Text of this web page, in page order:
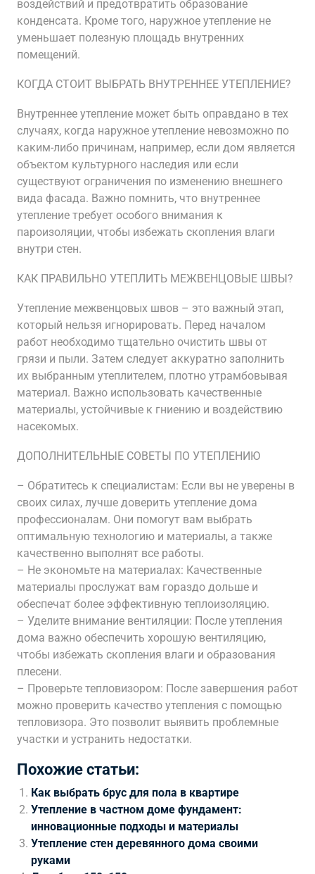
воздействий и предотвратить образование
конденсата. Кроме того, наружное утепление не
уменьшает полезную площадь внутренних
помещений.
КОГДА СТОИТ ВЫБРАТЬ ВНУТРЕННЕЕ УТЕПЛЕНИЕ?
Внутреннее утепление может быть оправдано в тех
случаях, когда наружное утепление невозможно по
каким-либо причинам, например, если дом является
объектом культурного наследия или если
существуют ограничения по изменению внешнего
вида фасада. Важно помнить, что внутреннее
утепление требует особого внимания к
пароизоляции, чтобы избежать скопления влаги
внутри стен.
КАК ПРАВИЛЬНО УТЕПЛИТЬ МЕЖВЕНЦОВЫЕ ШВЫ?
Утепление межвенцовых швов – это важный этап,
который нельзя игнорировать. Перед началом
работ необходимо тщательно очистить швы от
грязи и пыли. Затем следует аккуратно заполнить
их выбранным утеплителем, плотно утрамбовывая
материал. Важно использовать качественные
материалы, устойчивые к гниению и воздействию
насекомых.
ДОПОЛНИТЕЛЬНЫЕ СОВЕТЫ ПО УТЕПЛЕНИЮ
– Обратитесь к специалистам: Если вы не уверены в
своих силах, лучше доверить утепление дома
профессионалам. Они помогут вам выбрать
оптимальную технологию и материалы, а также
качественно выполнят все работы.
– Не экономьте на материалах: Качественные
материалы прослужат вам гораздо дольше и
обеспечат более эффективную теплоизоляцию.
– Уделите внимание вентиляции: После утепления
дома важно обеспечить хорошую вентиляцию,
чтобы избежать скопления влаги и образования
плесени.
– Проверьте тепловизором: После завершения работ
можно проверить качество утепления с помощью
тепловизора. Это позволит выявить проблемные
участки и устранить недостатки.
Похожие статьи:
Как выбрать брус для пола в квартире
Утепление в частном доме фундамент:
инновационные подходы и материалы
Утепление стен деревянного дома своими
руками